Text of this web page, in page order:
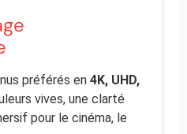
préférés en 4K, UHD,
vives, une clarté
pour le cinéma, le